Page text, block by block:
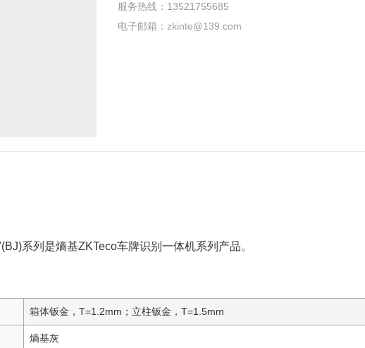
服务热线：13521755685
电子邮箱：zkinte@139.com
系列是熵基ZKTeco车牌识别一体机系列产品。
箱体钣金，T=1.2mm；立柱钣金，T=1.5mm
熵基灰